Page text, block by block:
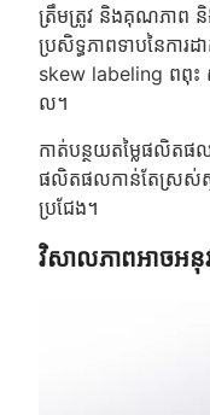
ត្រឹមត្រូវ និងគុណភាព និ
ប្រសិទ្ធភាពទាបនៃការដ
skew labeling ពពុះ
ល។
កាត់បន្ថយតម្លៃផលិតផ
ផលិតផលកាន់តែស្រស់ស្
ប្រជែង។
វិសាលភាពអាចអនុវ